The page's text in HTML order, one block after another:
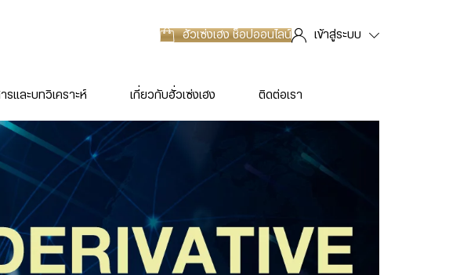
ฮั่วเซ่งเฮงช็อปออนไลน์ เข้าสู่ระบบ
รและบทวิเคราะห์ เกี่ยวกับฮั่วเซ่งเฮง ติดต่อเรา